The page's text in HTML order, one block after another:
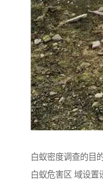
白蚁密度调查的目
白蚁危害区 域设置